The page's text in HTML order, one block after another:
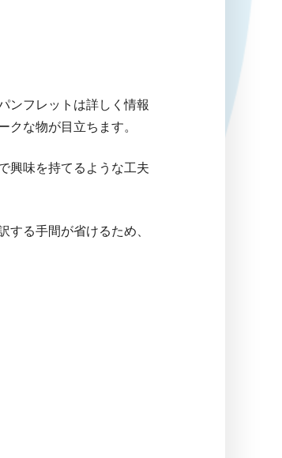
ンフレットは詳しく情報
な物が目立ちます。
興味を持てるような工夫
る手間が省けるため、